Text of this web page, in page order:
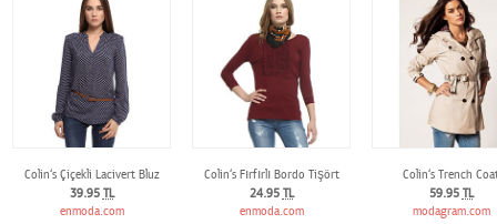
Colin‘s Çiçekli Lacivert Bluz
39.95 TL
enmoda.com
Colin‘s Fırfırlı Bordo Tişört
24.95 TL
enmoda.com
Colin‘s Trench
59.95 TL
modagram.com